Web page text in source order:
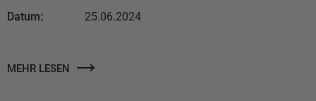
Datum: 25.06.2024
MEHR LESEN